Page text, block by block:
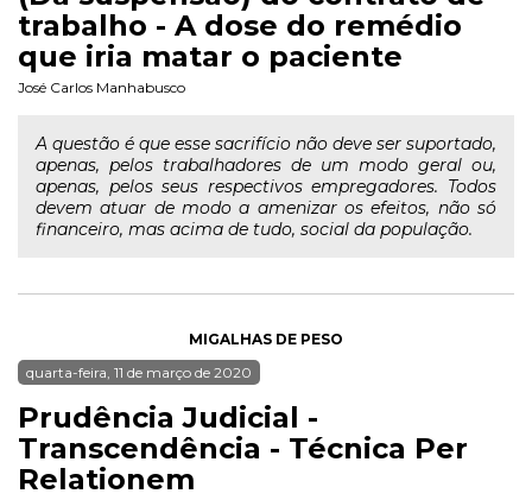
trabalho - A dose do remédio
que iria matar o paciente
José Carlos Manhabusco
A questão é que esse sacrifício não deve ser suportado,
apenas, pelos trabalhadores de um modo geral ou,
apenas, pelos seus respectivos empregadores. Todos
devem atuar de modo a amenizar os efeitos, não só
financeiro, mas acima de tudo, social da população.
MIGALHAS DE PESO
quarta-feira, 11 de março de 2020
Prudência Judicial -
Transcendência - Técnica Per
Relationem